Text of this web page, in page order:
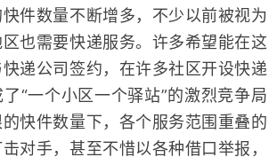
件数量不断增多，不少以前被视为
也需要快递服务。许多希望能在这
递公司签约，在许多社区开设快递
“一个小区一个驿站”的激烈竞争局
快件数量下，各个服务范围重叠的
对手，甚至不惜以各种借口举报，